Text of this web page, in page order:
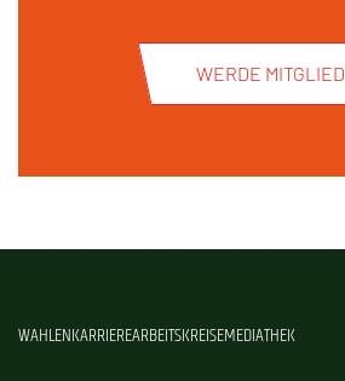
WERDE MITGLIED
WAHLENKARRIEREARBEITSKREISEMEDIATHEK